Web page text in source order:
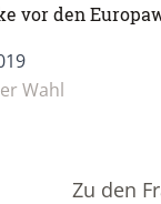
vor den
Wahl
Zu den